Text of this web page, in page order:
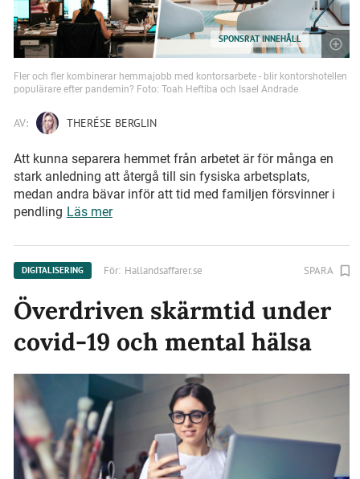
SPONSRAT INNEHÅLL
Fler och fler kombinerar hemmajobb med kontorsarbete - blir kontorshotellen
populärare efter pandemin? Foto: Toah Heftiba och Isael Andrade
AV: THERÉSE BERGLIN
Att kunna separera hemmet från arbetet är för många en
stark anledning att återgå till sin fysiska arbetsplats,
medan andra bävar inför att tid med familjen försvinner i
pendling Läs mer
DIGITALISERING För: Hallandsaffarer.se SPARA
Överdriven skärmtid under
covid-19 och mental hälsa